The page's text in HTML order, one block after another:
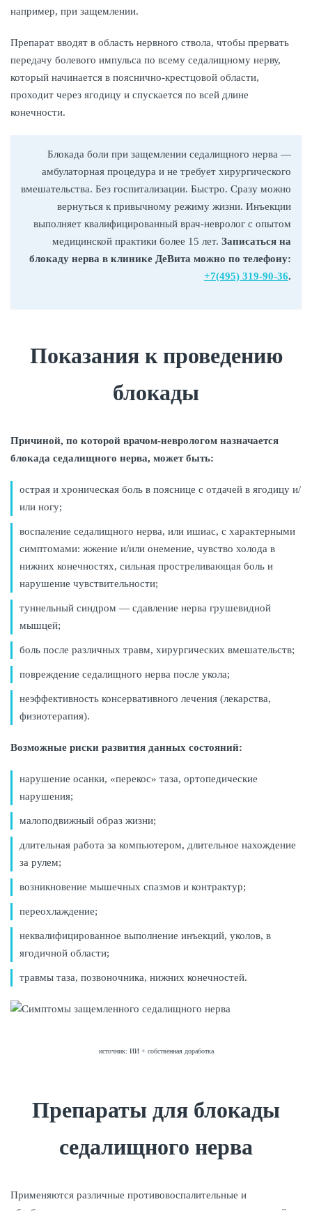
например, при защемлении.
Препарат вводят в область нервного ствола, чтобы прервать
передачу болевого импульса по всему седалищному нерву,
который начинается в пояснично-крестцовой области,
проходит через ягодицу и спускается по всей длине
конечности.
Блокада боли при защемлении седалищного нерва —
амбулаторная процедура и не требует хирургического
вмешательства. Без госпитализации. Быстро. Сразу можно
вернуться к привычному режиму жизни. Инъекции
выполняет квалифицированный врач-невролог с опытом
медицинской практики более 15 лет. Записаться на
блокаду нерва в клинике ДеВита можно по телефону:
+7(495) 319-90-36.
Показания к проведению
блокады
Причиной, по которой врачом-неврологом назначается
блокада седалищного нерва, может быть:
острая и хроническая боль в пояснице с отдачей в ягодицу и/
или ногу;
воспаление седалищного нерва, или ишиас, с характерными
симптомами: жжение и/или онемение, чувство холода в
нижних конечностях, сильная простреливающая боль и
нарушение чувствительности;
туннельный синдром — сдавление нерва грушевидной
мышцей;
боль после различных травм, хирургических вмешательств;
повреждение седалищного нерва после укола;
неэффективность консервативного лечения (лекарства,
физиотерапия).
Возможные риски развития данных состояний:
нарушение осанки, «перекос» таза, ортопедические
нарушения;
малоподвижный образ жизни;
длительная работа за компьютером, длительное нахождение
за рулем;
возникновение мышечных спазмов и контрактур;
переохлаждение;
неквалифицированное выполнение инъекций, уколов, в
ягодичной области;
травмы таза, позвоночника, нижних конечностей.
источник: ИИ + собственная доработка
Препараты для блокады
седалищного нерва
Применяются различные противовоспалительные и